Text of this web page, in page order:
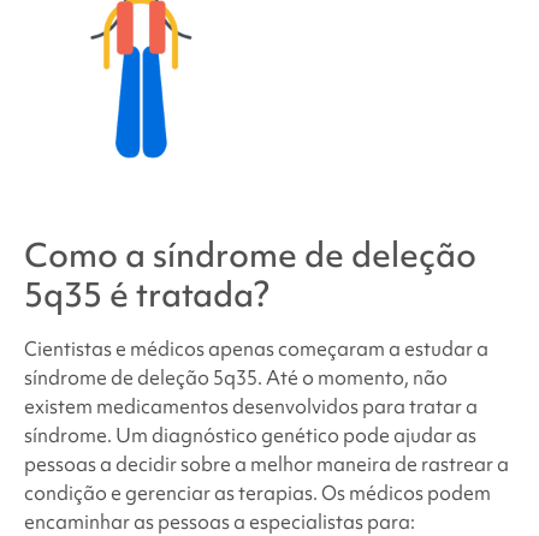
Como a síndrome de deleção
5q35 é tratada?
Cientistas e médicos apenas começaram a estudara
síndrome de deleção 5q35. Até o momento, não
existem medicamentos desenvolvidos para tratar a
síndrome. Um diagnóstico genético pode ajudar as
pessoas a decidir sobre a melhor maneira de rastrear a
condição e gerenciar as terapias. Os médicos podem
encaminhar as pessoas a especialistas para: